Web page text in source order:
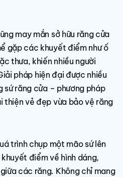
may mắn sở hữu răng cửa
gặp các khuyết điểm như ố
thưa, khiến nhiều người
pháp hiện đại được nhiều
sứ răng cửa – phương pháp
thiện vẻ đẹp vừa bảo vệ răng
trình chụp một mão sứ lên
điểm về hình dáng,
các răng. Không chỉ mang